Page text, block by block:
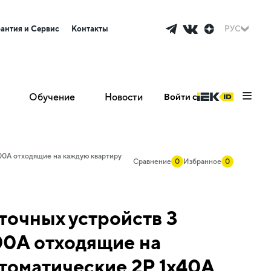
и Сервис Контакты РУС
Обучение Новости Войти с
отходящие на каждую квартиру
Сравнение 0 Избранное 0
устройств 3
отходящие на
2Р 1х40А